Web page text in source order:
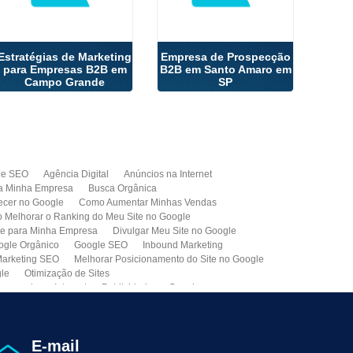
de Marketing
para Empresas B2B em
Campo Grande
Empresa de Prospecção
B2B em Santo Amaro em
SP
SEO Agência Digital
Anúncios na Internet
Minha Empresa
Busca Orgânica
no Google
Como Aumentar Minhas Vendas
Melhorar o Ranking do Meu Site no Google
para Minha Empresa
Divulgar Meu Site no Google
Orgânico Google SEO
Inbound Marketing
SEO
Melhorar Posicionamento do Site no Google
Otimização de Sites
na Internet
Publicidade no Google
de Clientes
E-mail